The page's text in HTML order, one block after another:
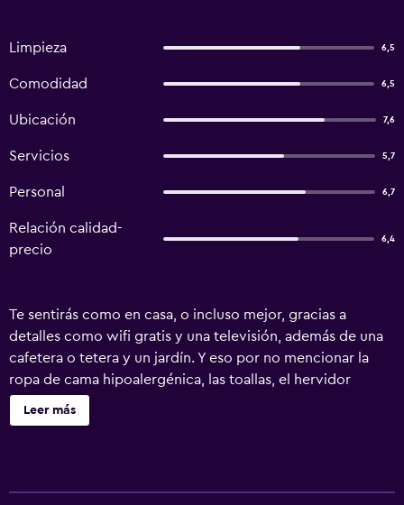
Limpieza 6,5
Comodidad 6,5
Ubicación 7,6
Servicios 5,7
Personal 6,7
Relación calidad-
precio
6,4
Te sentirás como en casa, o incluso mejor, gracias a
detalles como wifi gratis y una televisión, además de una
cafetera o tetera y un jardín. Y eso por no mencionar la
ropa de cama hipoalergénica, las toallas, el hervidor
eléctrico y el área de pícnic.
Leer más